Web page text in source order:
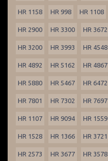
HR 1158 HR 998 HR 1108
HR 2900 HR 3300 HR 3672
HR 3200 HR 3993 HR 4548
HR 4892 HR 5162 HR 4867
HR 5880 HR 5467 HR 6472
HR 7801 HR 7302 HR 7697
HR 1107 HR 9094 HR 1559
HR 1528 HR 1366 HR 3721
HR 2573 HR 3677 HR 3578